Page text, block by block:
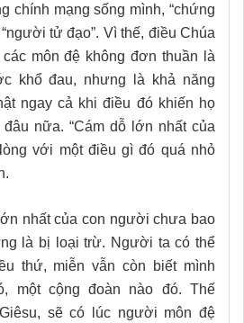
chính mạng sống mình, “chứng
tử đạo”. Vì thế, điều Chúa
môn đệ không đơn thuần là
khổ đau, nhưng là khả năng
ngay cả khi điều đó khiến họ
nữa. “Cám dỗ lớn nhất của
với một điều gì đó quá nhỏ
nhất của con người chưa bao
là bị loại trừ. Người ta có thể
thứ, miễn vẫn còn biết mình
một cộng đoàn nào đó. Thế
sẽ có lúc người môn đệ